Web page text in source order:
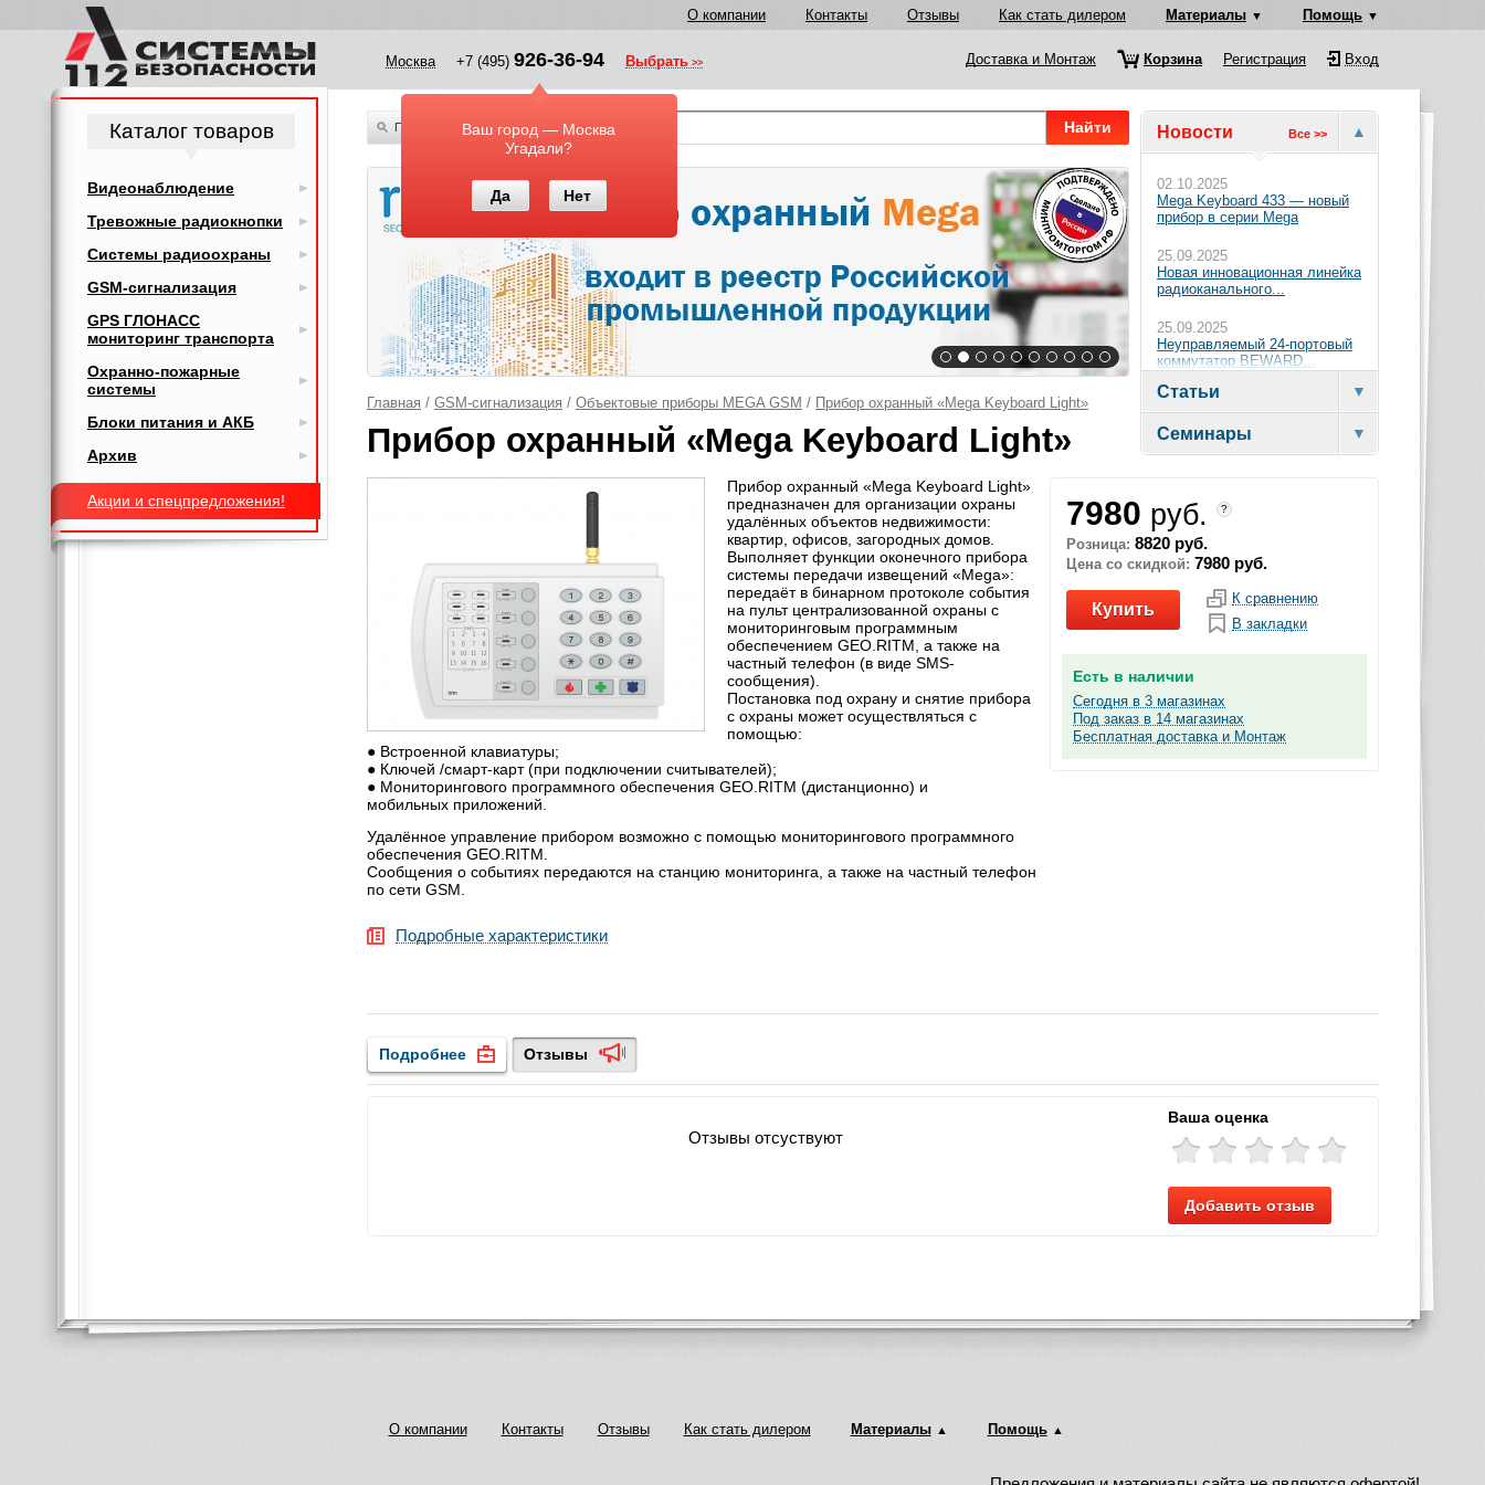
О компании Контакты Отзывы Как стать дилером Материалы Помощь
Москва +7 (495) 926-36-94
Ваш город — Москва
Угадали?
Да Нет
Выбрать Доставка и Монтаж Корзина Регистрация Вход
Новости Все >>
02.10.2025
Mega Keyboard 433 — новый
прибор в серии Mega
25.09.2025
Новая инновационная линейка
радиоканального...
25.09.2025
Неуправляемый 24-портовый
коммутатор BEWARD...
Статьи
Семинары
По всему каталогу Найти
Главная / GSM-сигнализация / Объектовые приборы MEGA GSM / Прибор охранный «Mega Keyboard Light»
Прибор охранный «Mega Keyboard Light»
7980 руб. ?
Розница: 8820 руб.
Цена со скидкой: 7980 руб.
Купить
К сравнению
В закладки
Есть в наличии
Сегодня в 3 магазинах
Под заказ в 14 магазинах
Бесплатная доставка и Монтаж
Прибор охранный «Mega Keyboard Light»
предназначен для организации охраны
удалённых объектов недвижимости:
квартир, офисов, загородных домов.
Выполняет функции оконечного прибора
системы передачи извещений «Mega»:
передаёт в бинарном протоколе события
на пульт централизованной охраны с
мониторинговым программным
обеспечением GEO.RITM, а также на
частный телефон (в виде SMS-
сообщения).
Постановка под охрану и снятие прибора
с охраны может осуществляться с
помощью:
● Встроенной клавиатуры;
● Ключей /смарт-карт (при подключении считывателей);
● Мониторингового программного обеспечения GEO.RITM (дистанционно) и
мобильных приложений.
Удалённое управление прибором возможно с помощью мониторингового программного
обеспечения GEO.RITM.
Сообщения о событиях передаются на станцию мониторинга, а также на частный телефон
по сети GSM.
Подробные характеристики
Подробнее Отзывы
Ваша оценка
Добавить отзыв
Отзывы отсуствуют
Каталог товаров
Видеонаблюдение
Тревожные радиокнопки
Системы радиоохраны
GSM-сигнализация
GPS ГЛОНАСС
мониторинг транспорта
Охранно-пожарные
системы
Блоки питания и АКБ
Архив
Акции и спецпредложения!
О компании Контакты Отзывы Как стать дилером Материалы Помощь